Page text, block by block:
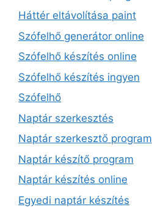
Háttér eltávolítása paint
Szófelhő generátor online
Szófelhő készítés online
Szófelhő készítés ingyen
Szófelhő
Naptár szerkesztés
Naptár szerkesztő program
Naptár készítő program
Naptár készítés online
Egyedi naptár készítés